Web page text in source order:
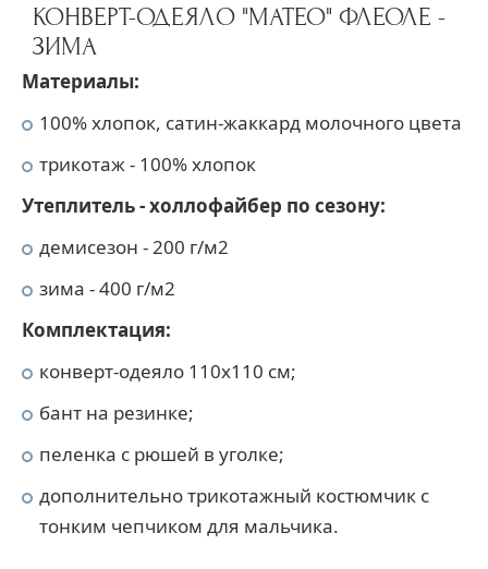
КОНВЕРТ-ОДЕЯЛО "МАТЕО" ФЛЕОЛЕ -
ЗИМА
Материалы:
100% хлопок, сатин-жаккард молочного цвета
трикотаж - 100% хлопок
Утеплитель - холлофайбер по сезону:
демисезон - 200 г/м2
зима - 400 г/м2
Комплектация:
конверт-одеяло 110х110 см;
бант на резинке;
пеленка с рюшей в уголке;
дополнительно трикотажный костюмчик с
тонким чепчиком для мальчика.